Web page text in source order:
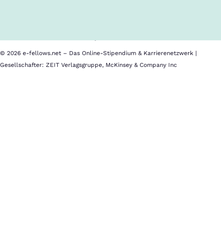
© 2026 e-fellows.net – Das Online-Stipendium & Karrierenetzwerk |
Gesellschafter: ZEIT Verlagsgruppe, McKinsey & Company Inc